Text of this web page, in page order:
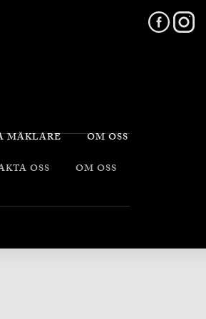
MÄKLARE OM OSS
OSS OM OSS